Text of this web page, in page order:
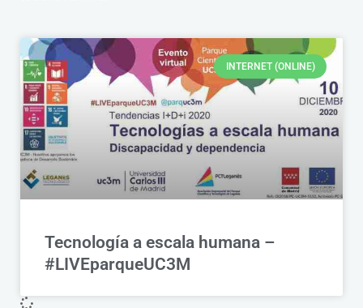
INTERNET (ONLINE)
Tecnología a escala humana –
#LIVEparqueUC3M